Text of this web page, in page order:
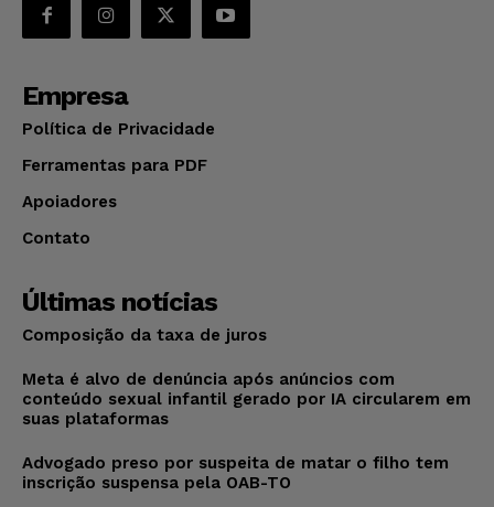
Empresa
Política de Privacidade
Ferramentas para PDF
Apoiadores
Contato
Últimas notícias
Composição da taxa de juros
Meta é alvo de denúncia após anúncios com
conteúdo sexual infantil gerado por IA circularem em
suas plataformas
Advogado preso por suspeita de matar o filho tem
inscrição suspensa pela OAB-TO